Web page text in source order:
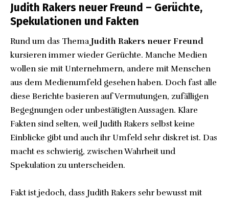
Judith Rakers neuer Freund – Gerüchte,
Spekulationen und Fakten
Rund um das ThemaJudith Rakers neuer Freund
kursieren immer wieder Gerüchte. Manche Medien
wollen sie mit Unternehmern, andere mit Menschen
aus dem Medienumfeld gesehen haben. Doch fast alle
diese Berichte basieren auf Vermutungen, zufälligen
Begegnungen oder unbestätigten Aussagen. Klare
Fakten sind selten, weil Judith Rakers selbst keine
Einblicke gibt und auch ihr Umfeld sehr diskret ist. Das
macht es schwierig, zwischen Wahrheit und
Spekulation zu unterscheiden.
Fakt ist jedoch, dass Judith Rakers sehr bewusst mit